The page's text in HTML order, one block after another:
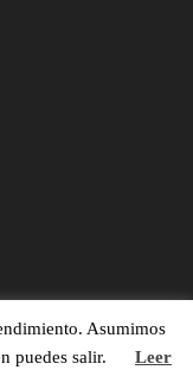
Madrid,
Asumimos
puedes salir.
Leer